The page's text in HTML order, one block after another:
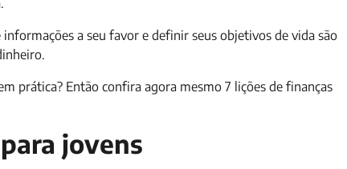
a seu favor e definir seus objetivos de vida são
prática? Então confira agora mesmo 7 lições de finanças
jovens